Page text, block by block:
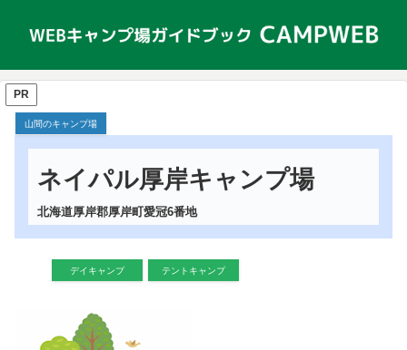
PR
山間のキャンプ場
ネイパル厚岸キャンプ場
北海道厚岸郡厚岸町愛冠6番地
デイキャンプ テントキャンプ